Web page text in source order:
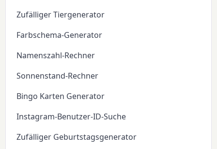
Zufälliger Tiergenerator
Farbschema-Generator
Namenszahl-Rechner
Sonnenstand-Rechner
Bingo Karten Generator
Instagram-Benutzer-ID-Suche
Zufälliger Geburtstagsgenerator